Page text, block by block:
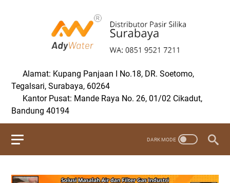
Alamat: Kupang Panjaan I No.18, DR. Soetomo,
Tegalsari, Surabaya, 60264
Kantor Pusat: Mande Raya No. 26, 01/02 Cikadut,
Bandung 40194